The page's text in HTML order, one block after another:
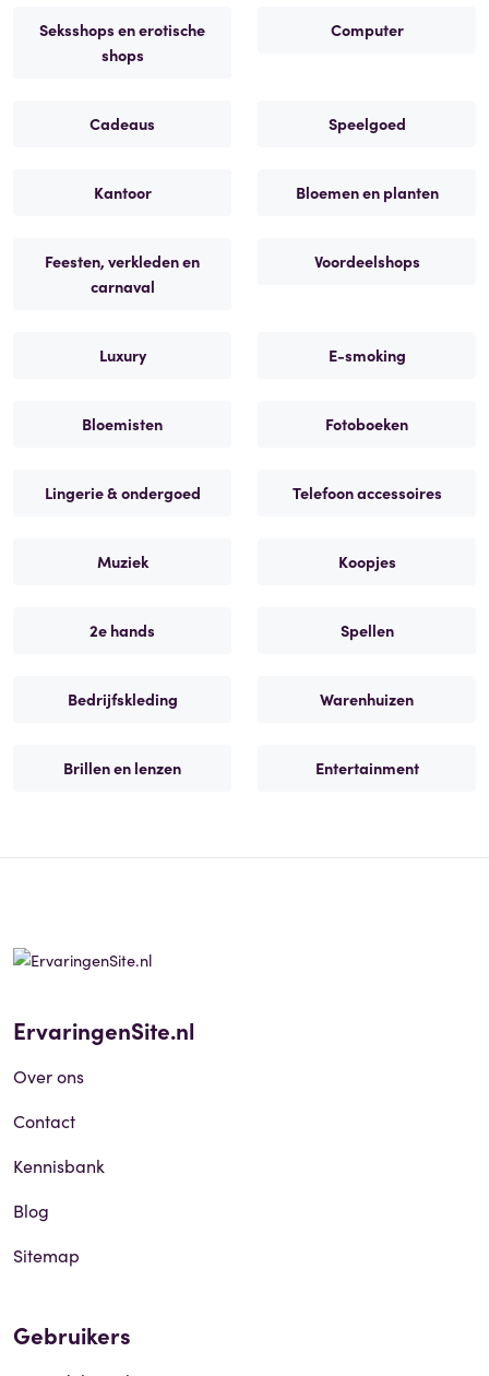
Seksshops en erotische
shops
Computer
Cadeaus Speelgoed
Kantoor Bloemen en planten
Feesten, verkleden en
carnaval
Voordeelshops
Luxury E-smoking
Bloemisten Fotoboeken
Lingerie & ondergoed Telefoon accessoires
Muziek Koopjes
2e hands Spellen
Bedrijfskleding Warenhuizen
Brillen en lenzen Entertainment
ErvaringenSite.nl
Over ons
Contact
Kennisbank
Blog
Sitemap
Gebruikers